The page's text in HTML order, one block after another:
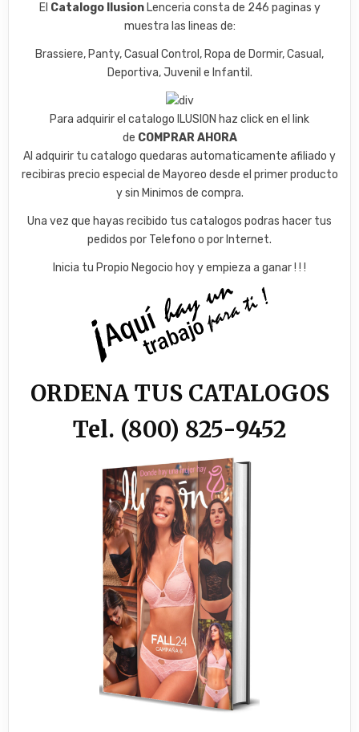
El Catalogo IlusionLenceria consta de 246 paginas y
muestra las lineas de:
Brassiere, Panty, Casual Control, Ropa de Dormir, Casual,
Deportiva, Juvenil e Infantil.
Para adquirir el catalogo ILUSION haz click en el link
de COMPRAR AHORA
Al adquirir tu catalogo quedaras automaticamente afiliado y
recibiras precio especial de Mayoreo desde el primer producto
y sin Minimos de compra.
Una vez que hayas recibido tus catalogos podras hacer tus
pedidos por Telefono o por Internet.
Inicia tu Propio Negocio hoy y empieza a ganar ! ! !
ORDENA TUS CATALOGOS
Tel. (800) 825-9452